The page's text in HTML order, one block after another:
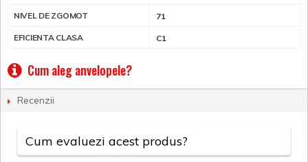
NIVEL DE ZGOMOT 71
EFICIENTA CLASA C1
Cum aleg anvelopele?
Recenzii
Cum evaluezi acest produs?